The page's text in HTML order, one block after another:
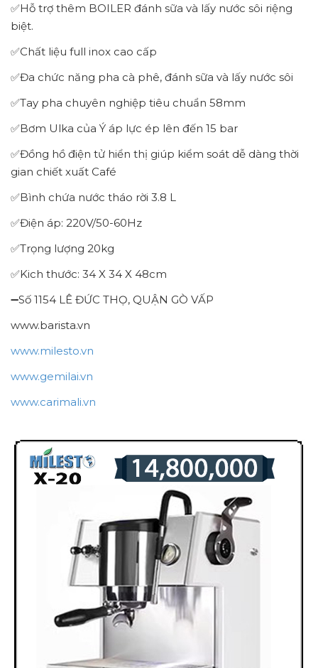
✅Hỗ trợ thêm BOILER đánh sữa và lấy nước sôi riệng
biệt.
✅Chất liệu full inox cao cấp
✅Đa chức năng pha cà phê, đánh sữa và lấy nước sôi
✅Tay pha chuyên nghiệp tiêu chuẩn 58mm
✅Bơm Ulka của Ý áp lực ép lên đến 15 bar
✅Đồng hồ điện tử hiển thị giúp kiểm soát dễ dàng thời
gian chiết xuất Café
✅Bình chứa nước tháo rời 3.8 L
✅Điện áp: 220V/50-60Hz
✅Trọng lượng 20kg
✅Kich thước: 34 X 34 X 48cm
➖Số 1154 LÊ ĐỨC THỌ, QUẬN GÒ VẤP
www.barista.vn
www.milesto.vn
www.gemilai.vn
www.carimali.vn